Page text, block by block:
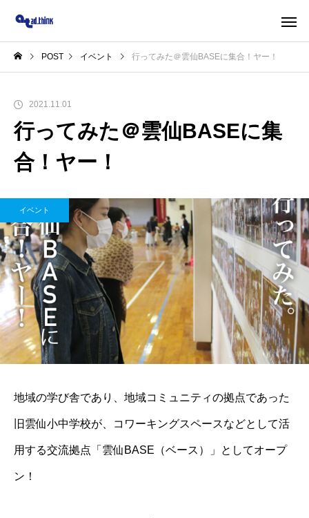
POST イベント 行ってみた＠雲仙BASEに集合！ヤー！
2021.11.01
行ってみた＠雲仙BASEに集
合！ヤー！
イベント
地域の学び舎であり、地域コミュニティの拠点であった
旧雲仙小中学校が、コワーキングスペースなどとして活
用する交流拠点「雲仙BASE（ベース）」としてオープ
ン！